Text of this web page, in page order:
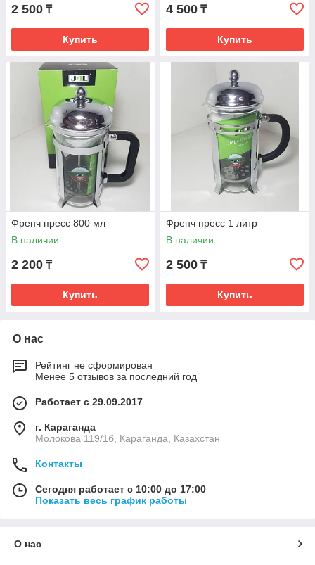
2 500 ₸
Купить
4 500 ₸
Купить
Френч пресс 800 мл
В наличии
2 200 ₸
Купить
Френч пресс 1 литр
В наличии
2 500 ₸
Купить
О нас
Рейтинг не сформирован
Менее 5 отзывов за последний год
Работает с 29.09.2017
г. Караганда
Молокова 119/1б, Караганда, Казахстан
Контакты
Сегодня работает с 10:00 до 17:00
Показать весь график работы
О нас